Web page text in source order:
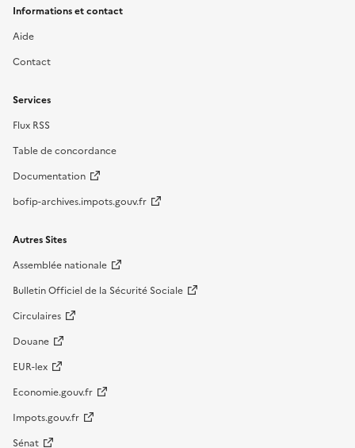
Informations et contact
Aide
Contact
Services
Flux RSS
Table de concordance
Documentation
bofip-archives.impots.gouv.fr
Autres Sites
Assemblée nationale
Bulletin Officiel de la Sécurité Sociale
Circulaires
Douane
EUR-lex
Economie.gouv.fr
Impots.gouv.fr
Sénat